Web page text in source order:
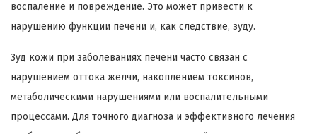
воспаление и повреждение. Это может привести к
нарушению функции печени и, как следствие, зуду.
Зуд кожи при заболеваниях печени часто связан с
нарушением оттока желчи, накоплением токсинов,
метаболическими нарушениями или воспалительными
процессами. Для точного диагноза и эффективного лечения